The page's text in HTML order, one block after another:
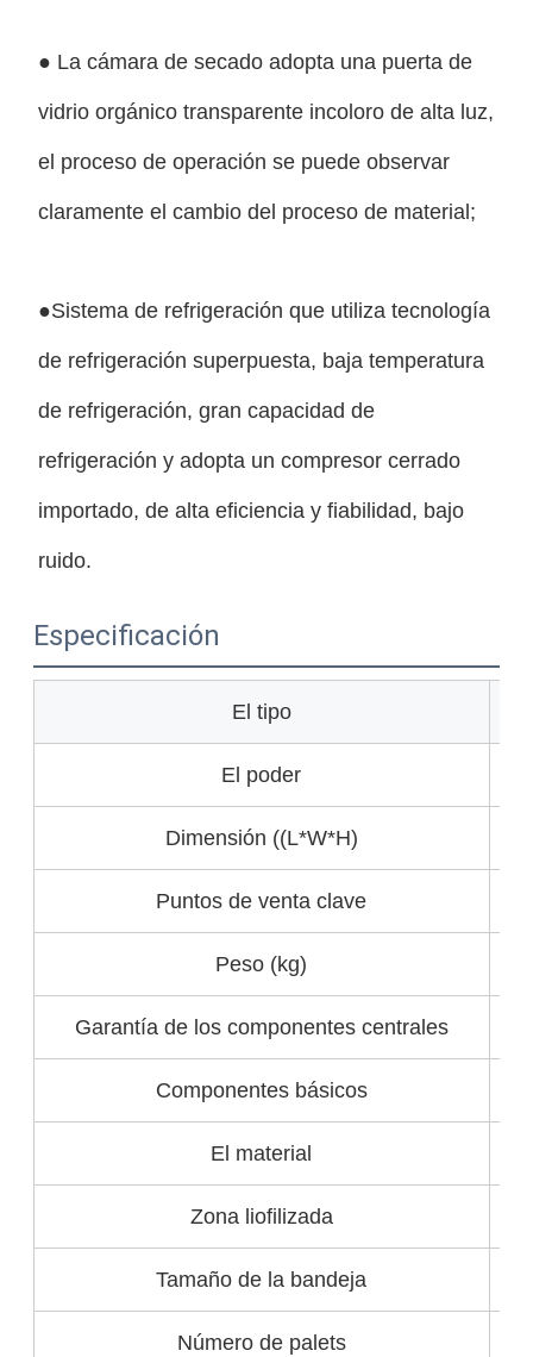
● La cámara de secado adopta una puerta de
vidrio orgánico transparente incoloro de alta luz,
el proceso de operación se puede observar
claramente el cambio del proceso de material;
●Sistema de refrigeración que utiliza tecnología
de refrigeración superpuesta, baja temperatura
de refrigeración, gran capacidad de
refrigeración y adopta un compresor cerrado
importado, de alta eficiencia y fiabilidad, bajo
ruido.
Especificación
El tipo
El poder
Dimensión ((L*W*H)
Puntos de venta clave
Peso (kg)
Garantía de los componentes centrales
Componentes básicos
El material
Zona liofilizada
Tamaño de la bandeja
Número de palets